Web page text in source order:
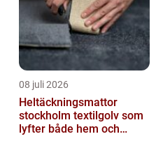
08 juli 2026
Heltäckningsmattor
stockholm textilgolv som
lyfter både hem och